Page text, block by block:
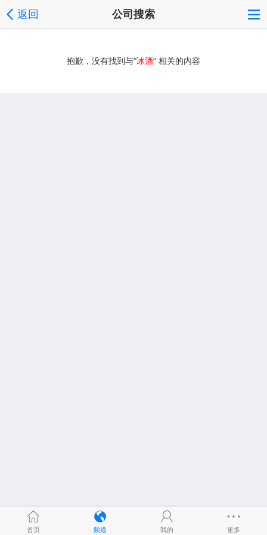
返回 公司搜索
抱歉，没有找到与“冰酒” 相关的内容
首页 频道 我的 更多